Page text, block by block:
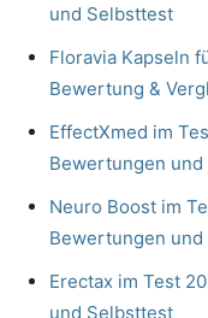
und Selbsttest
Floravia Kapseln
Bewertung &
EffectXmed im
Bewertungen
Neuro Boost im
Bewertungen
Erectax im Test
und Selbsttest